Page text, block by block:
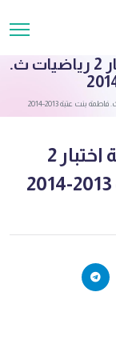
الصف الحادي عشر علمي إجابة اختبار 2 رياضيات ث.
الصف الحادي عشر علمي إجابة اختبار 2